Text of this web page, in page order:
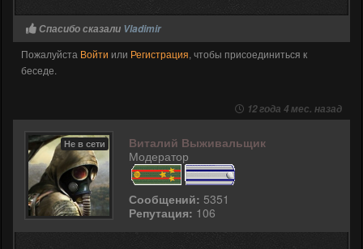
Спасибо сказали Vladimir
Пожалуйста Войти или Регистрация, чтобы присоединиться к
беседе.
12 года 4 мес. назад
Не в сети
Виталий Выживальщик
Модератор
Сообщений: 5351
Репутация: 106